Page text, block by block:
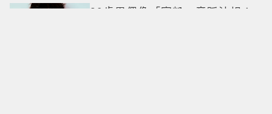
29歲男偶像「寵粉」竟踩法規！